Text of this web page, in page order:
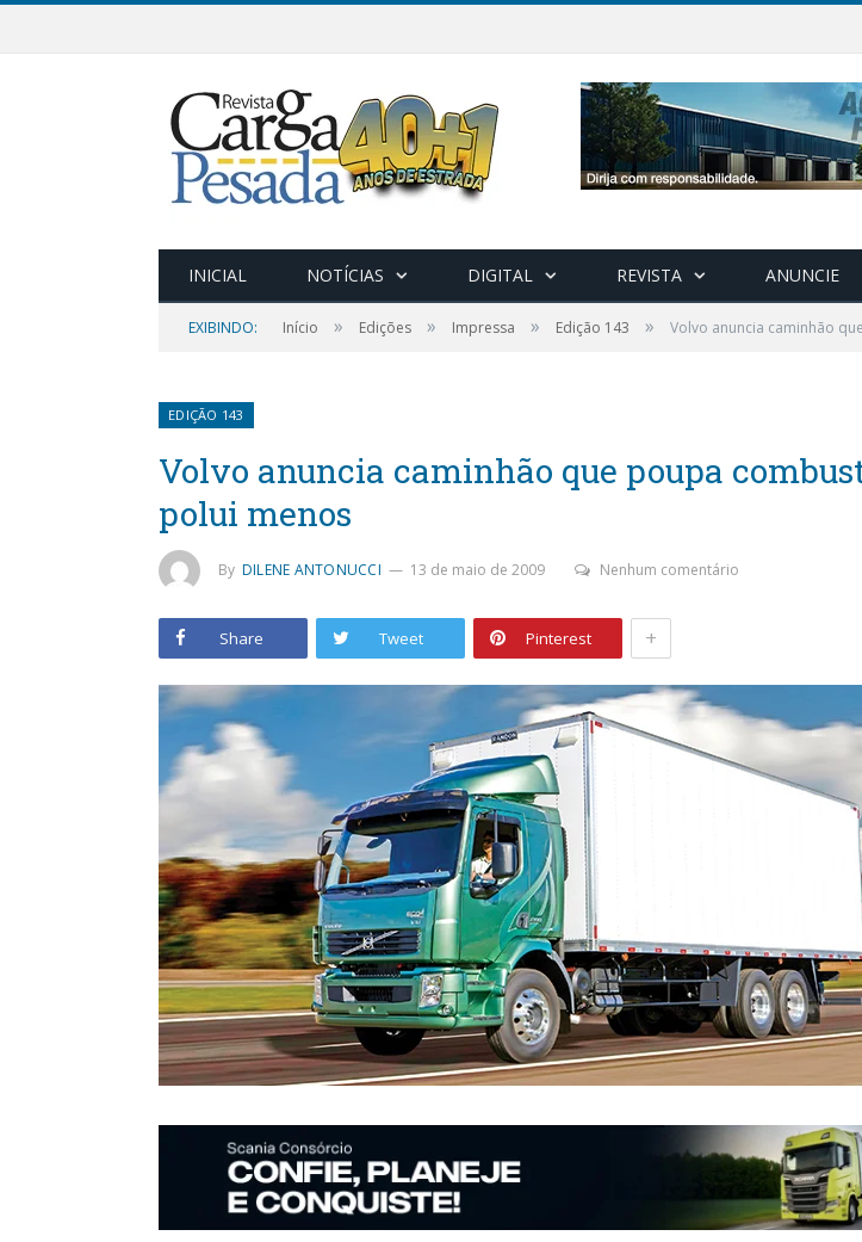
INICIAL NOTÍCIAS DIGITAL REVISTA ANUNCIE
EXIBINDO: Início » Edições » Impressa » Edição 143 » Volvo anuncia caminhão
EDIÇÃO 143
Volvo anuncia caminhão que poupa
polui menos
By DILENE ANTONUCCI 13 de maio de 2009 Nenhum comentário
Share Tweet Pinterest +